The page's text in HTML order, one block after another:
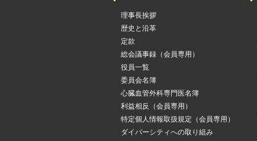
理事長挨拶
歴史と沿革
定款
総会議事録（会員専用）
役員一覧
委員会名簿
心臓血管外科専門医名簿
利益相反（会員専用）
特定個人情報取扱規定（会員専用）
ダイバーシティへの取り組み